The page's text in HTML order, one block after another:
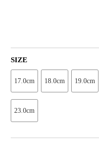
SIZE
17.0cm 18.0cm 19.0cm
23.0cm